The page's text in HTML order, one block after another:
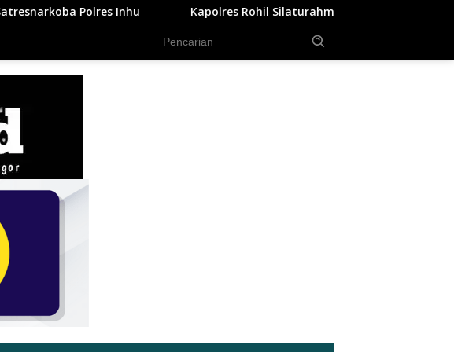
Kapolres Rohil Silaturahmi ke Pemda, Kodim dan Kejari, Perkuat Sinergitas